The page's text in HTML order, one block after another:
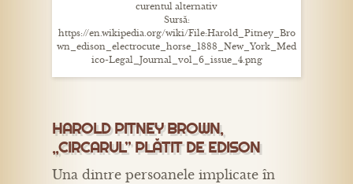
curentul alternativ
Sursă:
https://en.wikipedia.org/wiki/File:Harold_Pitney_Bro
wn_edison_electrocute_horse_1888_New_York_Med
ico-Legal_Journal_vol_6_issue_4.png
HAROLD PITNEY BROWN,
„CIRCARUL” PLĂTIT DE EDISON
Una dintre persoanele implicate în